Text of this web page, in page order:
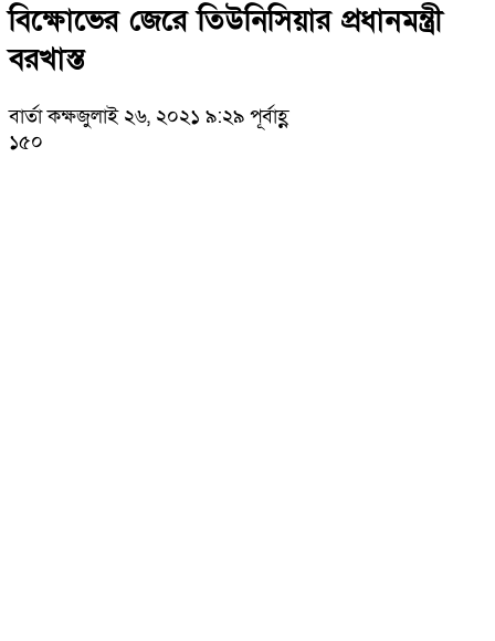
বিক্ষোভের জেরে তিউনিসিয়ার প্রধানমন্ত্রী
বরখাস্ত
বার্তা কক্ষজুলাই ২৬, ২০২১ ৯:২৯ পূর্বাহ্ণ
১৫০